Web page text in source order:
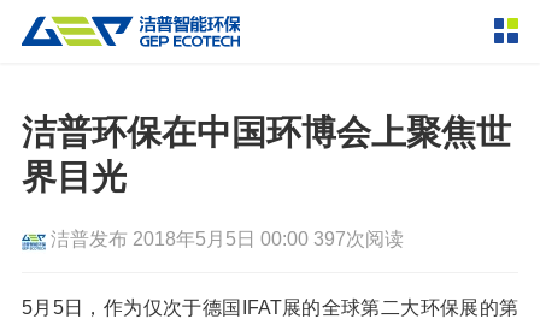
双轴撕碎机 单轴撕碎机
垃圾破袋机 移动式撕碎站
粉碎设备
解决方案
服务支持
洁普环保在中国环博会上聚焦世
界目光
洁普发布 2018年5月5日 00:00 397次阅读
5月5日，作为仅次于德国IFAT展的全球第二大环保展的第